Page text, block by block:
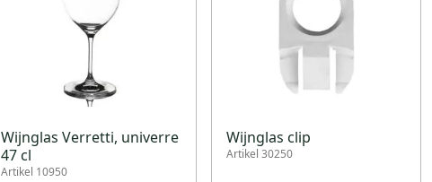
Wijnglas Verretti, univerre
47 cl
Artikel 10950
Wijnglas clip
Artikel 30250